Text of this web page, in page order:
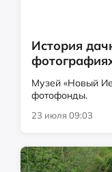
История
Музей «Новый
фотофонды.
23 июля 09:03